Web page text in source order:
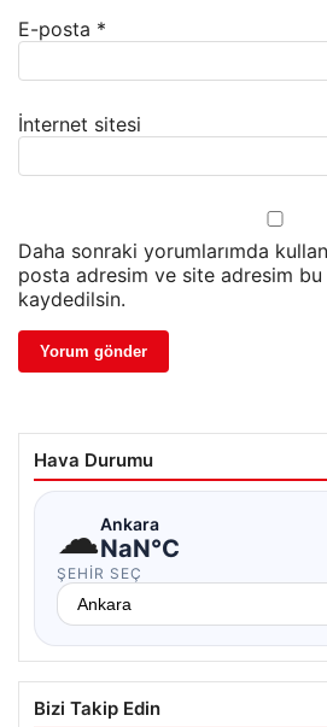
E-posta *
İnternet sitesi
Daha sonraki yorumlarımda
posta adresim ve site adresim bu
kaydedilsin.
Hava Durumu
☁Ankara
NaN°C
ŞEHIR SEÇ
Bizi Takip Edin